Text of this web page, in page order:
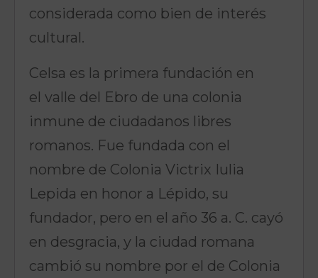
considerada como bien de interés
cultural.
Celsa es la primera fundación en
el valle del Ebro de una colonia
inmune de ciudadanos libres
romanos. Fue fundada con el
nombre de Colonia Victrix Iulia
Lepida en honor a Lépido, su
fundador, pero en el año 36 a. C. cayó
en desgracia, y la ciudad romana
cambió su nombre por el de Colonia